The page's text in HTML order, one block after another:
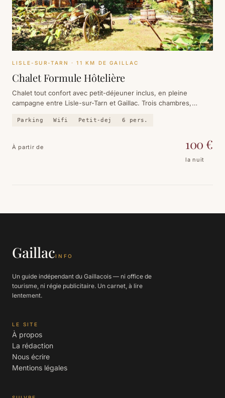
LISLE-SUR-TARN · 11 KM DE GAILLAC
Chalet Formule Hôtelière
Chalet tout confort avec petit-déjeuner inclus, en pleine
campagne entre Lisle-sur-Tarn et Gaillac. Trois chambres,
voyageurs.
Parking Wifi Petit-dej 6 pers.
À partir de 100 €
la nuit
GaillacINFO
Un guide indépendant du Gaillacois — ni office de
tourisme, ni régie publicitaire. Un carnet, à lire
lentement.
LE SITE
À propos
La rédaction
Nous écrire
Mentions légales